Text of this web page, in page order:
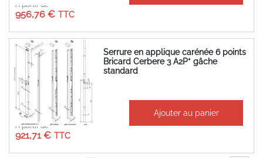
À partir de
956,76 €
Serrure en applique carénée 6 points
Bricard Cerbere 3 A2P* gâche
standard
À partir de
921,71 €
Ajouter au panier